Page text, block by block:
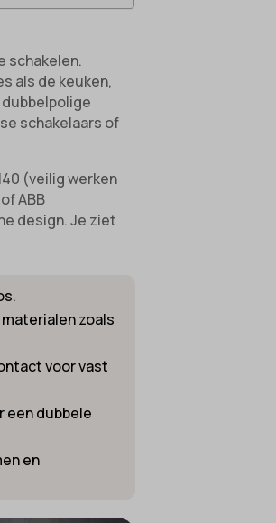
schakelen.
als de keuken,
schakelaars of
(veilig werken
ABB
design. Je ziet
zoals
voor vast
een dubbele
en